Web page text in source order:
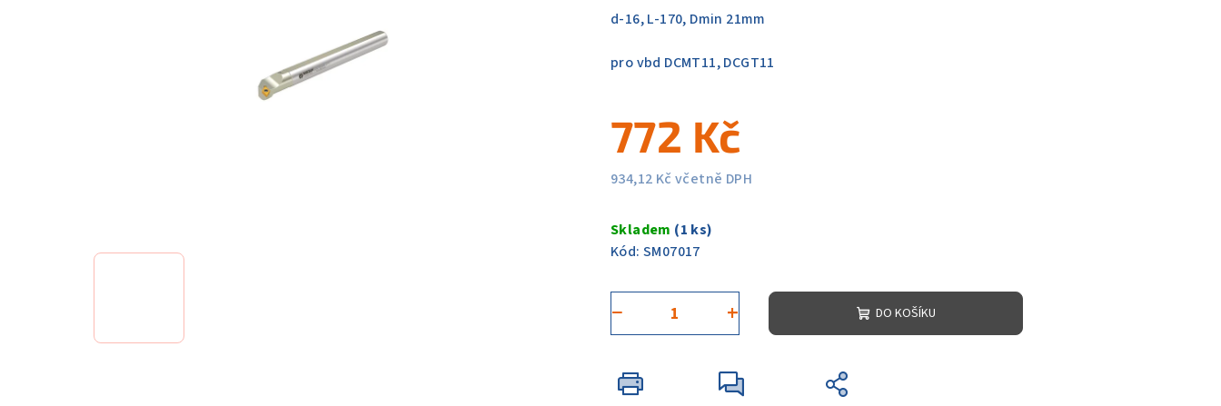
produktu
z
hvězdiček.
d-16, L-170, Dmin 21mm
pro vbd DCMT11, DCGT11
772 Kč
934,12 Kč včetně DPH
cena:
Skladem (1 ks)
Kód: SM07017
+
− DO KOŠÍKU